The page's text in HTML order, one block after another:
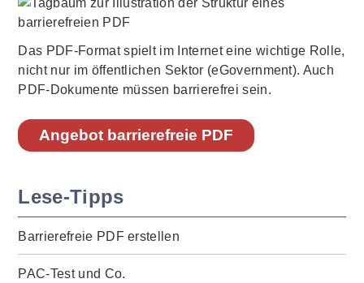
Das PDF-Format spielt im Internet eine wichtige Rolle,
nicht nur im öffentlichen Sektor (eGovernment). Auch
PDF-Dokumente müssen barrierefrei sein.
Angebot barrierefreie PDF
Lese-Tipps
Barrierefreie PDF erstellen
PAC-Test und Co.